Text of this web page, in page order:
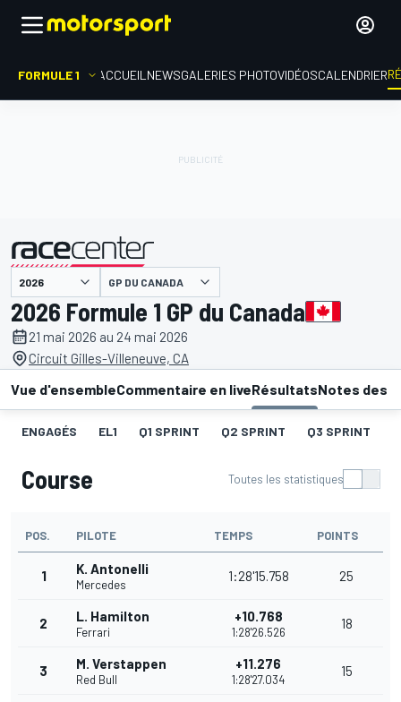
FORMULE 1 ACCUEIL NEWSGALERIES PHOTOVIDÉOSCALENDRIER
présenté par GP DU CANADA
2026 Formule 1 GP du Canada
21 mai 2026 au 24 mai 2026
Circuit Gilles-Villeneuve, CA
Vue d'ensembleCommentaire en liveRésultatsNotes des
ENGAGÉS EL1 Q1 SPRINT Q2 SPRINT Q3 SPRINT
Course Toutes les statistiques
POS. PILOTE TEMPS POINTS
1 K. Antonelli
Mercedes
1:28'15.758 25
2 L. Hamilton
Ferrari
+10.768
1:28'26.526
18
3 M. Verstappen
Red Bull
+11.276
1:28'27.034
15